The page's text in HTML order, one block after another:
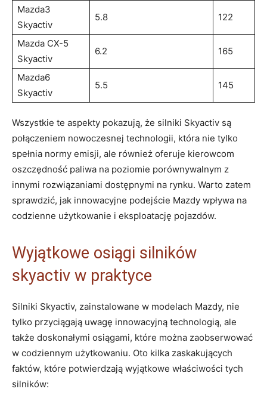
Mazda3
Skyactiv
5.8 122
Mazda CX-5
Skyactiv
6.2 165
Mazda6
Skyactiv
5.5 145
Wszystkie te⁢ aspekty​ pokazują, że silniki Skyactiv są
⁢połączeniem nowoczesnej technologii, ‌która nie ⁤tylko
spełnia ‍normy ⁢emisji, ale również oferuje⁣ kierowcom
oszczędność ​paliwa ⁢na poziomie porównywalnym z‌
innymi​ rozwiązaniami dostępnymi ⁤na ​rynku. Warto zatem
sprawdzić, jak⁤ innowacyjne podejście Mazdy ‍wpływa na
codzienne użytkowanie i ​eksploatację pojazdów.
Wyjątkowe osiągi ​silników
skyactiv w⁤ praktyce
Silniki ⁤Skyactiv, zainstalowane ​w modelach ⁤Mazdy, nie
tylko przyciągają uwagę innowacyjną technologią, ale
także doskonałymi osiągami, które można zaobserwować
w codziennym ⁣użytkowaniu.⁤ Oto ⁤kilka zaskakujących
faktów, które potwierdzają wyjątkowe właściwości ⁣tych
silników: